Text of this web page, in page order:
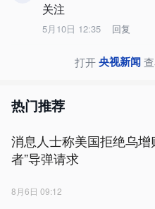
关注
5月10日 12:35 回复
打开央视新闻
热门推荐
消息人士称美国拒绝乌增
者”导弹请求
8月6日 09:12